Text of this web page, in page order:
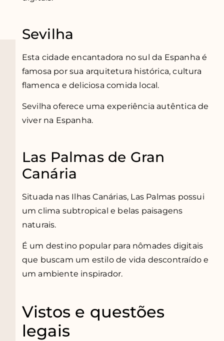
Sevilha
Esta cidade encantadora no sul da Espanha é
famosa por sua arquitetura histórica, cultura
flamenca e deliciosa comida local.
Sevilha oferece uma experiência autêntica de
viver na Espanha.
Las Palmas de Gran
Canária
Situada nas Ilhas Canárias, Las Palmas possui
um clima subtropical e belas paisagens
naturais.
É um destino popular para nômades digitais
que buscam um estilo de vida descontraído e
um ambiente inspirador.
Vistos e questões
legais